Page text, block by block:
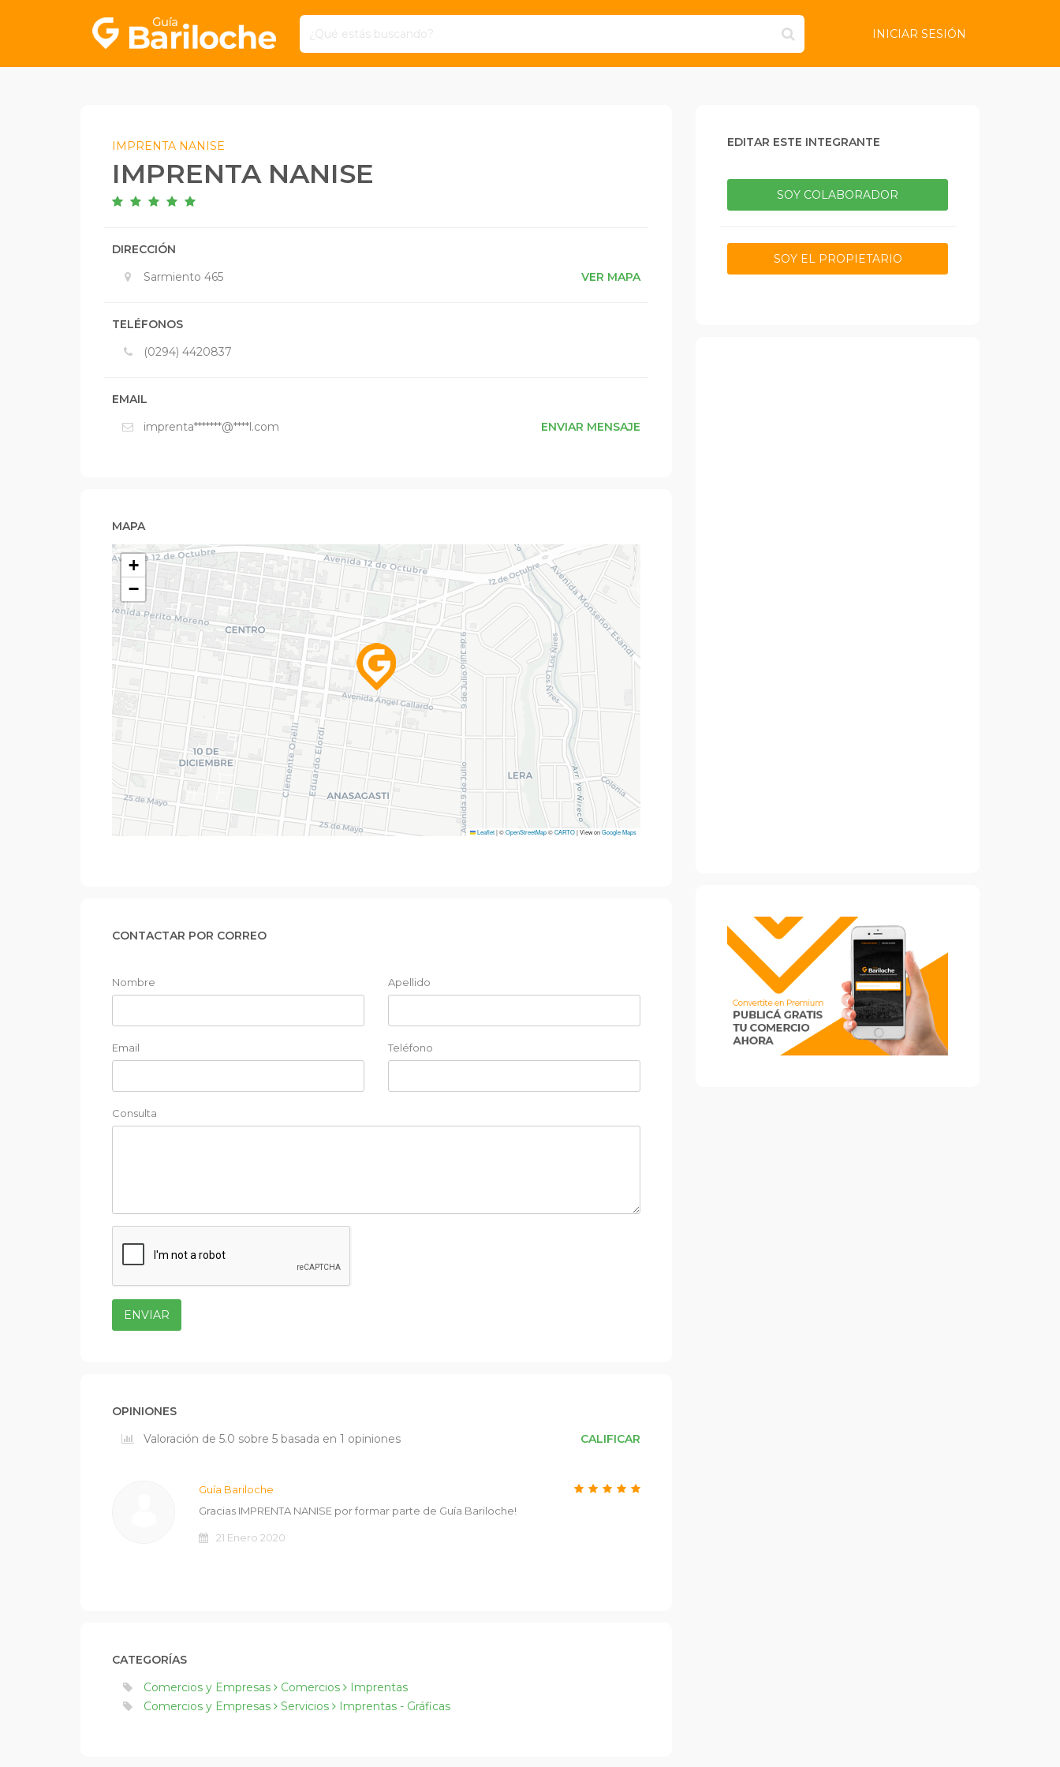
INICIAR SESIÓN
IMPRENTA NANISE
IMPRENTA NANISE
DIRECCIÓN
Sarmiento 465
VER MAPA
TELÉFONOS
(0294) 4420837
EMAIL
imprenta*******@****l.com
ENVIAR MENSAJE
MAPA
+
−
Leaflet|©OpenStreetMap©CARTO| View onGoogle Maps
CONTACTAR POR CORREO
Nombre Apellido
Email Teléfono
Consulta
ENVIAR
OPINIONES
Valoración de 5.0 sobre 5 basada en 1 opiniones
CALIFICAR
Guía Bariloche
Gracias IMPRENTA NANISE por formar parte de Guía Bariloche!
21 Enero 2020
CATEGORÍAS
Comercios y Empresas
Comercios
Imprentas
Comercios y Empresas
Servicios Imprentas - Gráficas
EDITAR ESTE INTEGRANTE
SOY COLABORADOR
SOY EL PROPIETARIO